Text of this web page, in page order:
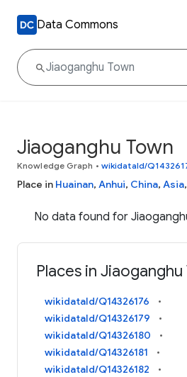
Data Commons
Jiaoganghu Town
Knowledge Graph • wikidataId/
Place in Huainan, Anhui, China, Asia,
No data found for
Places in Jiaoganghu
wikidataId/Q14326176
wikidataId/Q14326179
wikidataId/Q14326180
wikidataId/Q14326181
wikidataId/Q14326182